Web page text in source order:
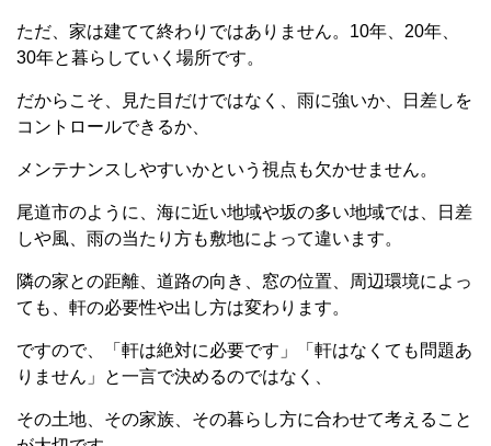
ただ、家は建てて終わりではありません。10年、20年、
30年と暮らしていく場所です。
だからこそ、見た目だけではなく、雨に強いか、日差しを
コントロールできるか、
メンテナンスしやすいかという視点も欠かせません。
尾道市のように、海に近い地域や坂の多い地域では、日差
しや風、雨の当たり方も敷地によって違います。
隣の家との距離、道路の向き、窓の位置、周辺環境によっ
ても、軒の必要性や出し方は変わります。
ですので、「軒は絶対に必要です」「軒はなくても問題あ
りません」と一言で決めるのではなく、
その土地、その家族、その暮らし方に合わせて考えること